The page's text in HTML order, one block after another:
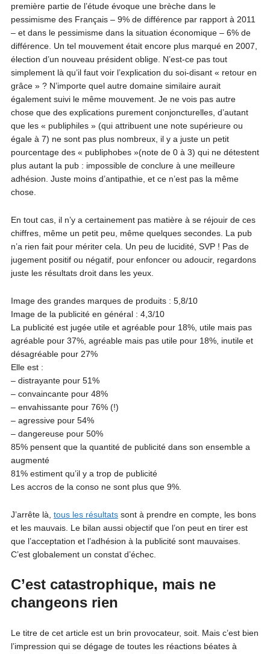
première partie de l’étude évoque une brèche dans le
pessimisme des Français – 9% de différence par rapport à 2011
– et dans le pessimisme dans la situation économique – 6% de
différence. Un tel mouvement était encore plus marqué en 2007,
élection d’un nouveau président oblige. N’est-ce pas tout
simplement là qu’il faut voir l’explication du soi-disant « retour en
grâce » ? N’importe quel autre domaine similaire aurait
également suivi le même mouvement. Je ne vois pas autre
chose que des explications purement conjoncturelles, d’autant
que les « publiphiles » (qui attribuent une note supérieure ou
égale à 7) ne sont pas plus nombreux, il y a juste un petit
pourcentage des « publiphobes »(note de 0 à 3) qui ne détestent
plus autant la pub : impossible de conclure à une meilleure
adhésion. Juste moins d’antipathie, et ce n’est pas la même
chose.
En tout cas, il n’y a certainement pas matière à se réjouir de ces
chiffres, même un petit peu, même quelques secondes. La pub
n’a rien fait pour mériter cela. Un peu de lucidité, SVP ! Pas de
jugement positif ou négatif, pour enfoncer ou adoucir, regardons
juste les résultats droit dans les yeux.
Image des grandes marques de produits : 5,8/10
Image de la publicité en général : 4,3/10
La publicité est jugée utile et agréable pour 18%, utile mais pas
agréable pour 37%, agréable mais pas utile pour 18%, inutile et
désagréable pour 27%
Elle est :
– distrayante pour 51%
– convaincante pour 48%
– envahissante pour 76% (!)
– agressive pour 54%
– dangereuse pour 50%
85% pensent que la quantité de publicité dans son ensemble a
augmenté
81% estiment qu’il y a trop de publicité
Les accros de la conso ne sont plus que 9%.
J’arrête là, tous les résultatssont à prendre en compte, les bons
et les mauvais. Le bilan aussi objectif que l’on peut en tirer est
que l’acceptation et l’adhésion à la publicité sont mauvaises.
C’est globalement un constat d’échec.
C’est catastrophique, mais ne
changeons rien
Le titre de cet article est un brin provocateur, soit. Mais c’est bien
l’impression qui se dégage de toutes les réactions béates à